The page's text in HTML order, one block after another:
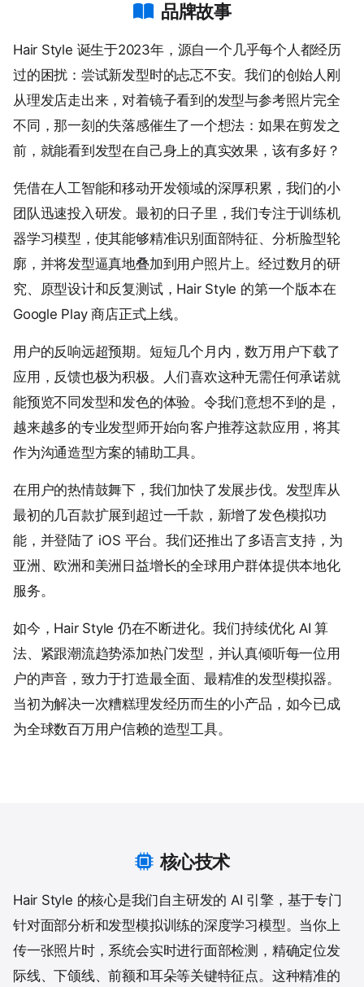
品牌故事
Hair Style 诞生于2023年，源自一个几乎每个人都经历
过的困扰：尝试新发型时的忐忑不安。我们的创始人刚
从理发店走出来，对着镜子看到的发型与参考照片完全
不同，那一刻的失落感催生了一个想法：如果在剪发之
前，就能看到发型在自己身上的真实效果，该有多好？
凭借在人工智能和移动开发领域的深厚积累，我们的小
团队迅速投入研发。最初的日子里，我们专注于训练机
器学习模型，使其能够精准识别面部特征、分析脸型轮
廓，并将发型逼真地叠加到用户照片上。经过数月的研
究、原型设计和反复测试，Hair Style 的第一个版本在
Google Play 商店正式上线。
用户的反响远超预期。短短几个月内，数万用户下载了
应用，反馈也极为积极。人们喜欢这种无需任何承诺就
能预览不同发型和发色的体验。令我们意想不到的是，
越来越多的专业发型师开始向客户推荐这款应用，将其
作为沟通造型方案的辅助工具。
在用户的热情鼓舞下，我们加快了发展步伐。发型库从
最初的几百款扩展到超过一千款，新增了发色模拟功
能，并登陆了 iOS 平台。我们还推出了多语言支持，为
亚洲、欧洲和美洲日益增长的全球用户群体提供本地化
服务。
如今，Hair Style 仍在不断进化。我们持续优化 AI 算
法、紧跟潮流趋势添加热门发型，并认真倾听每一位用
户的声音，致力于打造最全面、最精准的发型模拟器。
当初为解决一次糟糕理发经历而生的小产品，如今已成
为全球数百万用户信赖的造型工具。
核心技术
Hair Style 的核心是我们自主研发的 AI 引擎，基于专门
针对面部分析和发型模拟训练的深度学习模型。当你上
传一张照片时，系统会实时进行面部检测，精确定位发
际线、下颌线、前额和耳朵等关键特征点。这种精准的